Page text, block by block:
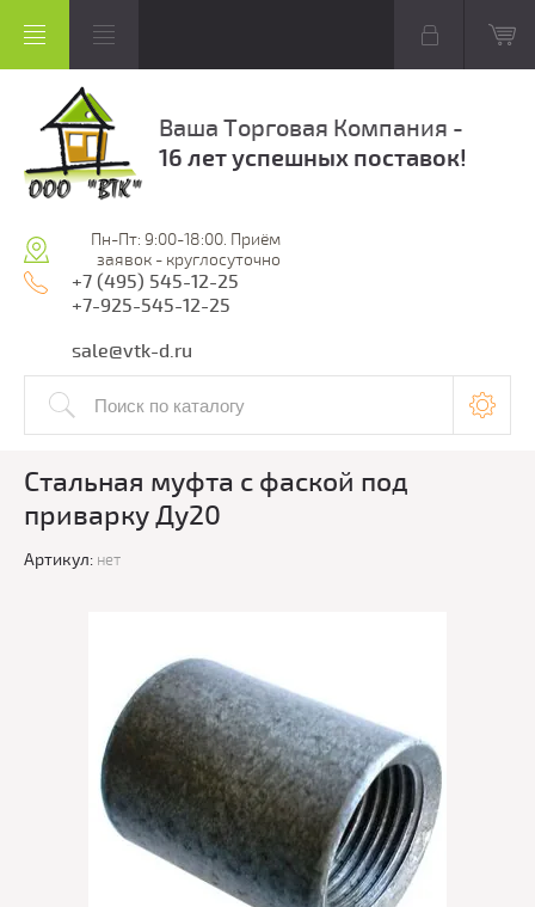
Ваша Торговая Компания -
16 лет успешных поставок!
Пн-Пт: 9:00-18:00. Приём
заявок - круглосуточно
+7 (495) 545-12-25
+7-925-545-12-25
sale@vtk-d.ru
Стальная муфта с фаской под
приварку Ду20
Артикул: нет